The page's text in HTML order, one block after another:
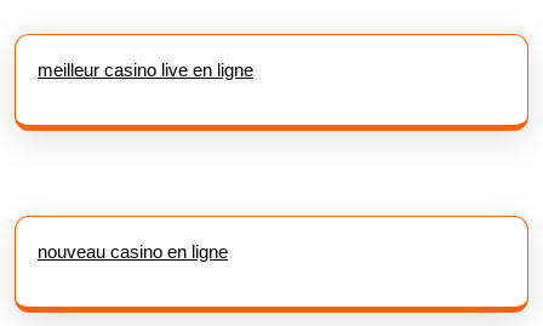
meilleur casino live en ligne
nouveau casino en ligne